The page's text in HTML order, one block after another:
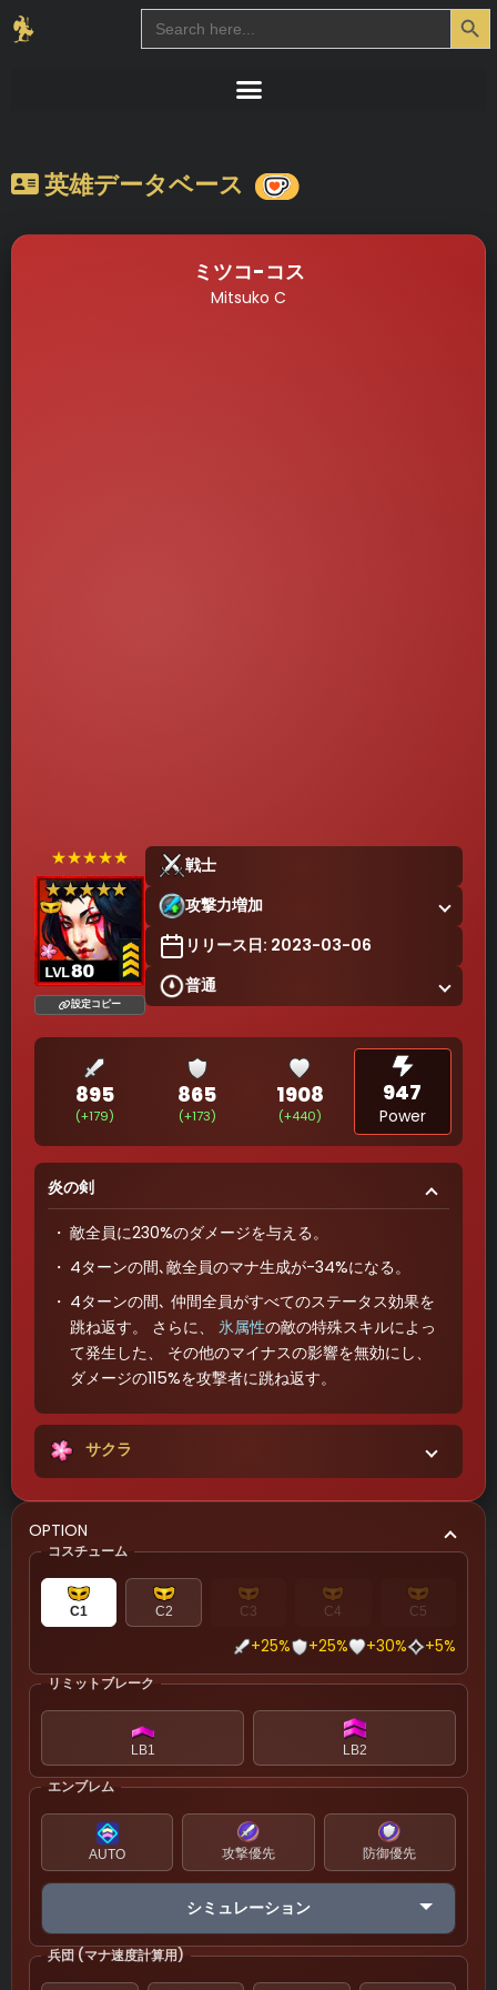
Search
for:
Search Button
英雄データベース
ミツコ-コス
Mitsuko C
★★★★★
設定コピー
戦士
攻撃力増加
リリース日: 2023-03-06
普通
895
(+179)
865
(+173)
1908
(+440)
947
Power
炎の剣
敵全員に230%のダメージを与える。
4ターンの間､敵全員のマナ生成が-34%になる。
4ターンの間､ 仲間全員がすべてのステータス効果を
跳ね返す。 さらに、氷属性の敵の特殊スキルによっ
て発生した、 その他のマイナスの影響を無効にし、
ダメージの115%を攻撃者に跳ね返す。
サクラ
OPTION
コスチューム
C1 C2 C3 C4 C5
+25% +25% +30% +5%
リミットブレーク
LB1 LB2
エンブレム
AUTO 攻撃優先 防御優先
シミュレーション
兵団 (マナ速度計算用)